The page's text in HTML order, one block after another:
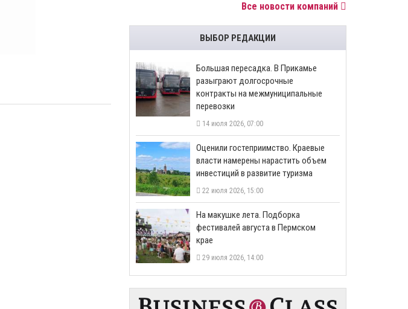
Все новости компаний
ВЫБОР РЕДАКЦИИ
Большая пересадка. В Прикамье
разыграют долгосрочные
контракты на межмуниципальные
перевозки
14 июля 2026, 07:00
Оценили гостеприимство. Краевые
власти намерены нарастить объем
инвестиций в развитие туризма
22 июля 2026, 15:00
На макушке лета. Подборка
фестивалей августа в Пермском
крае
29 июля 2026, 14:00